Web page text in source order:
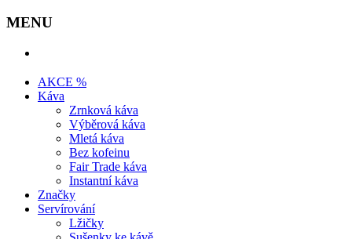
MENU
AKCE %
Káva
Zrnková káva
Výběrová káva
Mletá káva
Bez kofeinu
Fair Trade káva
Instantní káva
Značky
Servírování
Lžičky